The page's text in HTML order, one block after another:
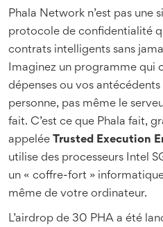
Phala Network n’est pas une
protocole de confidentialité
contrats intelligents sans
Imaginez un programme qui
dépenses ou vos
personne, pas même le
fait. C’est ce que Phala fait,
appelée Trusted Execution
utilise des processeurs Intel
un « coffre-fort »
même de votre ordinateur.
L’airdrop de 30 PHA a été